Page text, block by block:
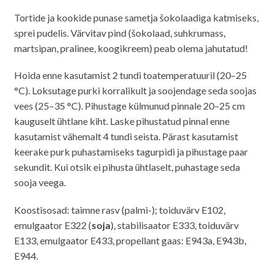
Tortide ja kookide punase sametja šokolaadiga katmiseks,
sprei pudelis. Värvitav pind (šokolaad, suhkrumass,
martsipan, pralinee, koogikreem) peab olema jahutatud!
Hoida enne kasutamist 2 tundi toatemperatuuril (20–25
°C). Loksutage purki korralikult ja soojendage seda soojas
vees (25–35 °C). Pihustage külmunud pinnale 20–25 cm
kauguselt ühtlane kiht. Laske pihustatud pinnal enne
kasutamist vähemalt 4 tundi seista. Pärast kasutamist
keerake purk puhastamiseks tagurpidi ja pihustage paar
sekundit. Kui otsik ei pihusta ühtlaselt, puhastage seda
sooja veega.
Koostisosad: taimne rasv (palmi-); toiduvärv E102,
emulgaator E322 (soja), stabilisaator E333, toiduvärv
E133, emulgaator E433, propellant gaas: E943a, E943b,
E944.